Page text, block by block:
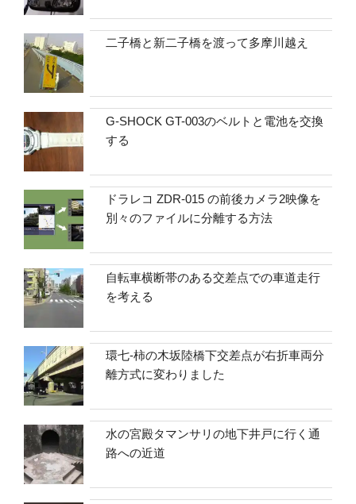
二子橋と新二子橋を渡って多摩川越え
G-SHOCK GT-003のベルトと電池を交換
する
ドラレコ ZDR-015 の前後カメラ2映像を
別々のファイルに分離する方法
自転車横断帯のある交差点での車道走行
を考える
環七-柿の木坂陸橋下交差点が右折車両分
離方式に変わりました
水の宮殿タマンサリの地下井戸に行く通
路への近道